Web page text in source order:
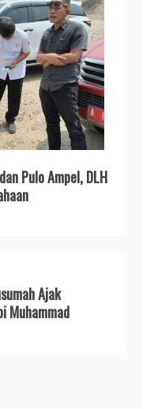
Pulo Ampel, DLH
Ajak
Muhammad